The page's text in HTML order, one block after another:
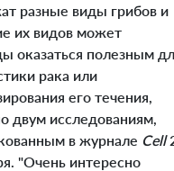
разные виды грибов и
их видов может
оказаться полезным
рака или
его течения,
двум исследованиям,
в журнале Cell
"Очень интересно